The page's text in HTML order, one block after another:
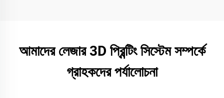
আমাদের লেজার 3D প্রিন্টিং সিস্টেম সম্পর্কে
গ্রাহকদের পর্যালোচনা